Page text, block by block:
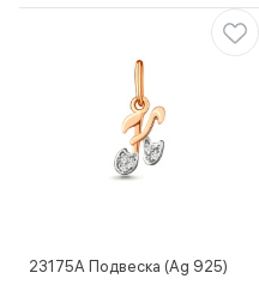
23175А Подвеска (Ag 925)